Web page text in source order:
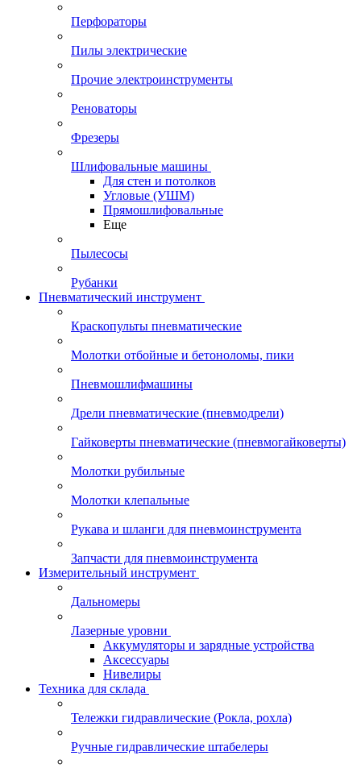
Перфораторы
Пилы электрические
Прочие электроинструменты
Реноваторы
Фрезеры
Шлифовальные машины
Для стен и потолков
Угловые (УШМ)
Прямошлифовальные
Еще
Пылесосы
Рубанки
Пневматический инструмент
Краскопульты пневматические
Молотки отбойные и бетоноломы, пики
Пневмошлифмашины
Дрели пневматические (пневмодрели)
Гайковерты пневматические (пневмогайковерты)
Молотки рубильные
Молотки клепальные
Рукава и шланги для пневмоинструмента
Запчасти для пневмоинструмента
Измерительный инструмент
Дальномеры
Лазерные уровни
Аккумуляторы и зарядные устройства
Аксессуары
Нивелиры
Техника для склада
Тележки гидравлические (Рокла, рохла)
Ручные гидравлические штабелеры